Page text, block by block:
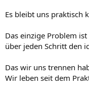
Es bleibt uns praktisch
Das einzige Problem
über jeden Schritt den
Das wir uns trennen
Wir leben seit dem